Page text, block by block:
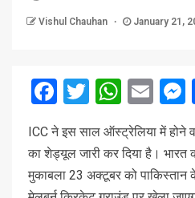
Vishul Chauhan January 21,
Facebook
Twitter
ICC ने इस साल ऑस्ट्रेलिया में होने
का शेड्यूल जारी कर दिया है। भारत
मुकाबला 23 अक्टूबर को